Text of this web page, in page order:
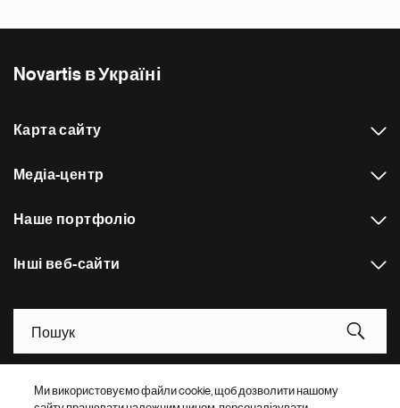
Novartis в Україні
Карта сайту
Медіа-центр
Наше портфоліо
Інші веб-сайти
Ми використовуємо файли cookie, щоб дозволити нашому